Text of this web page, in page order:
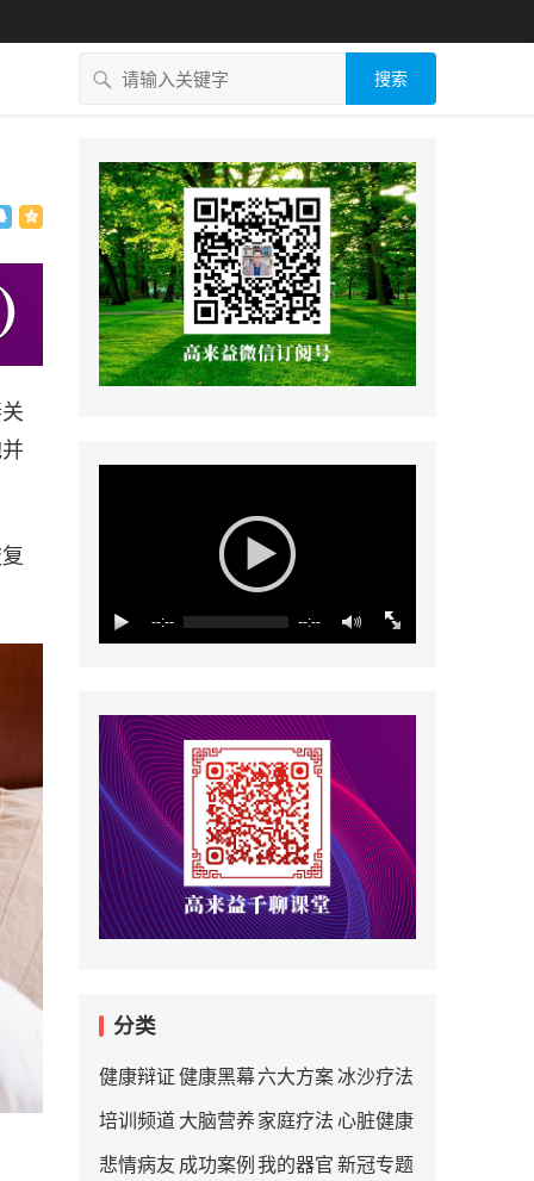
搜索
--:-- --:--
分类
健康辩证 健康黑幕 六大方案冰沙疗法
培训频道 大脑营养 家庭疗法 心脏健康
悲情病友 成功案例 我的器官 新冠专题